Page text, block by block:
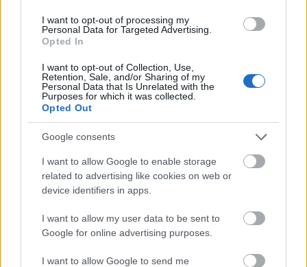
I want to opt-out of processing my
Personal Data for Targeted Advertising.
Opted In
I want to opt-out of Collection, Use,
Retention, Sale, and/or Sharing of my
Personal Data that Is Unrelated with the
Purposes for which it was collected.
Opted Out
Google consents
I want to allow Google to enable storage
related to advertising like cookies on web or
device identifiers in apps.
I want to allow my user data to be sent to
Google for online advertising purposes.
I want to allow Google to send me
Parte médico: los lesionados de la jornada 25
25. febrero 2025 PorJesus Gallo|
La jornada 25 de LaLiga nos ha dejado varios jugadores lesionados como